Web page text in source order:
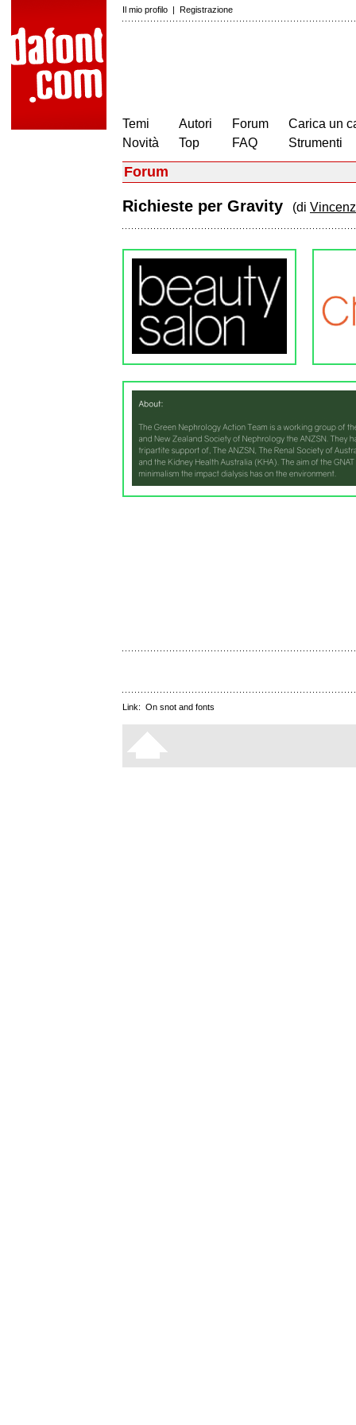
Il mio profilo | Registrazione
Temi
Novità
Autori
Top
Forum
FAQ
Carica un
Strumenti
Forum
Richieste per Gravity (di
Link: On snot and fonts